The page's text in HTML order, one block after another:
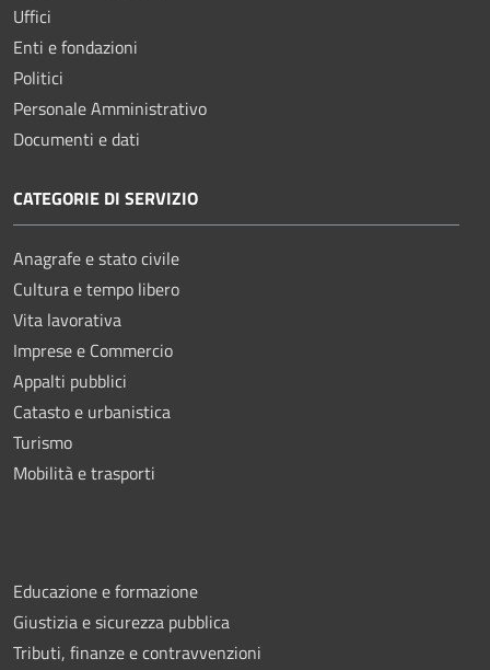
Uffici
Enti e fondazioni
Politici
Personale Amministrativo
Documenti e dati
CATEGORIE DI SERVIZIO
Anagrafe e stato civile
Cultura e tempo libero
Vita lavorativa
Imprese e Commercio
Appalti pubblici
Catasto e urbanistica
Turismo
Mobilità e trasporti
Educazione e formazione
Giustizia e sicurezza pubblica
Tributi, finanze e contravvenzioni